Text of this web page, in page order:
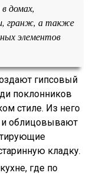
домах,
гранж, а также
элементов
гипсовый
поклонников
стиле. Из него
облицовывают
кладку.
где по